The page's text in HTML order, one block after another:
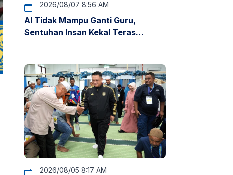
2026/08/07 8:56 AM
AI Tidak Mampu Ganti Guru,
Sentuhan Insan Kekal Teras
2026/08/05 8:17 AM